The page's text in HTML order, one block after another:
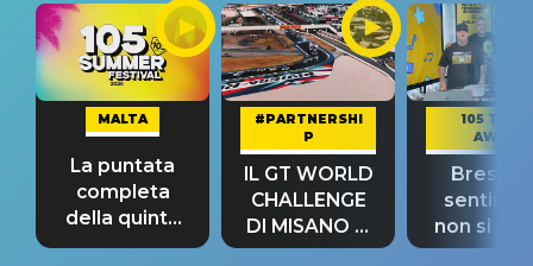
MALTA
La puntata
completa
della quinta
tappa
#PARTNERSHI
P
IL GT WORLD
CHALLENGE
DI MISANO si
riconferma
105 TAKE
AWAY
Bresh:
non si
fino alla